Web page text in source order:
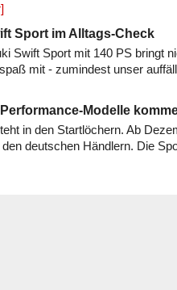
Sport im Alltags-Check
Swift Sport mit 140 PS bringt
mit - zumindest unser
Modelle
in den Startlöchern. Ab
deutschen Händlern. Die